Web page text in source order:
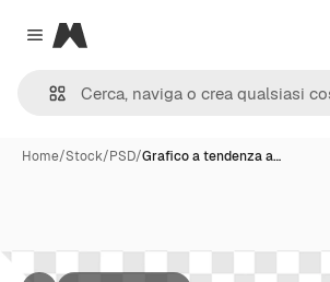
Close menu
Magnific
Home/Stock/PSD/Grafico a tendenza a…